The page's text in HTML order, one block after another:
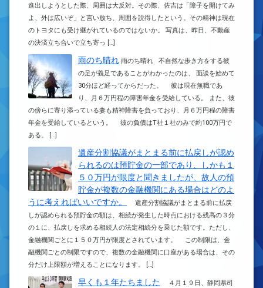
進出しようとした際、周囲は大反対。その際、佐吉は「障子を開けてみ
よ、外は広いぞ」と言い放ち、周囲を説得したという。その精神は現在
のトヨタにも受け継がれているのではないか。 写真は、昨日、不動産
の決済立ち合いで立ち寄っ […]
雨のち晴れ 雨のち晴れ 不自然な歩き方をする彼
の足が義足であることがわかったのは、 面談を始めて
30分ほど経ってからだった。 彼は現在無職であ
り、月６万円程の障害年金を受給している。 また、彼
の傍らに寄り添っている妻も精神障害を負っており、月６万円程の障害
年金を受給しているという。 彼の負債はT社１社のみで約100万円で
ある。 […]
遺産分割協議がまとまる前に払戻しが認め
られるのは預貯金の一部であり、しかも１
５０万円が限度と聞きましたが、故人の預
貯金が複数の金融機関にある場合はどのよ
うに考えればいいですか。
遺産分割協議がまとまる前に払戻
しが認められる預貯金の額は、相続が発生した時点における残高の３分
の１に、払戻しを求める相続人の法定相続分を乗じた額です。ただし、
金融機関ごとに１５０万円が限度とされています。 この制限は、金
融機関ごとの制限ですので、複数の金融機関に口座がある場合は、その
分だけ上限額が増えることになります。 […]
早くも１年たちました
４月１９日、静岡県司